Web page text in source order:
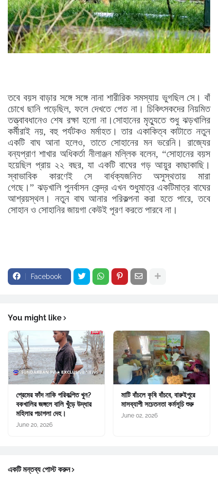
তবে বয়স বাড়ার সঙ্গে সঙ্গে নানা শারীরিক সমস্যায় ভুগছিল সে। বাঁ
চোখে ছানি পড়েছিল, ফলে দেখতে পেত না। চিকিৎসকদের নিয়মিত
তত্ত্বাবধানেও শেষ রক্ষা হলো না।সোহানের মৃত্যুতে শুধু ঝড়খালির
কর্মীরাই নয়, বহু পর্যটকও মর্মাহত। তার একাকিত্ব কাটাতে নতুন
একটি বাঘ আনা হলেও, তাতে সোহানের মন ভরেনি। রাজ্যের
বন্যপ্রাণ শাখার অধিকর্তা নীলাঞ্জন মল্লিক বলেন, “সোহানের বয়স
হয়েছিল প্রায় ২২ বছর, যা একটি বাঘের গড় আয়ুর কাছাকাছি।
স্বাভাবিক কারণেই সে বার্ধক্যজনিত অসুস্থতায় মারা
গেছে।” ঝড়খালি পুনর্বাসন কেন্দ্র এখন শুধুমাত্র একটিমাত্র বাঘের
আশ্রয়স্থল। নতুন বাঘ আনার পরিকল্পনা করা হতে পারে, তবে
সোহান ও সোহানির জায়গা কেউই পূরণ করতে পারবে না।
Facebook
You might like
প্রেমের ফাঁদ নাকি পরিকল্পিত খুন?
বকখালির জঙ্গলে বালি খুঁড়ে উদ্ধার
মহিলার পচাগলা দেহ।
June 20, 2026
মাটি বাঁচলে কৃষি বাঁচবে, বারুইপুরে
মাসব্যাপী সচেতনতা কর্মসূচি শুরু
June 02, 2026
একটি মন্তব্য পোস্ট করুন